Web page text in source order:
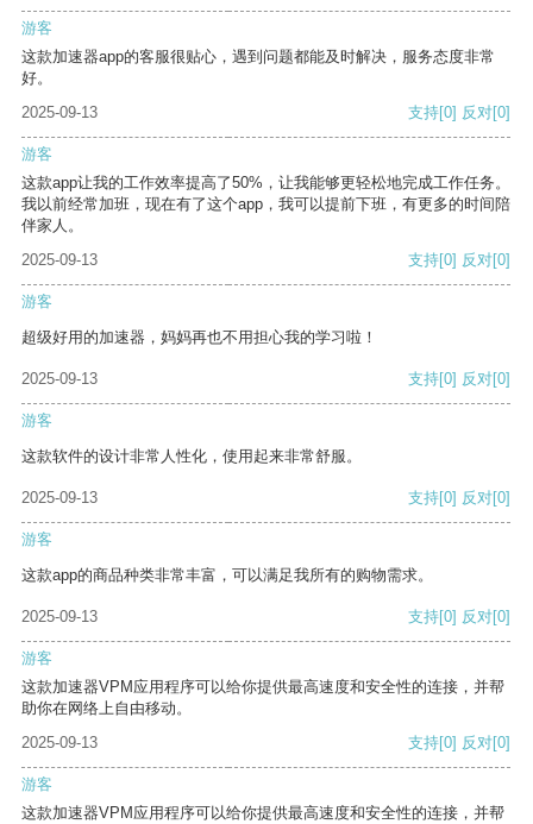
游客
这款加速器app的客服很贴心，遇到问题都能及时解决，服务态度非常
好。
2025-09-13
支持[0] 反对[0]
游客
这款app让我的工作效率提高了50%，让我能够更轻松地完成工作任务。
我以前经常加班，现在有了这个app，我可以提前下班，有更多的时间陪
伴家人。
2025-09-13
支持[0] 反对[0]
游客
超级好用的加速器，妈妈再也不用担心我的学习啦！
2025-09-13 支持[0] 反对[0]
游客
这款软件的设计非常人性化，使用起来非常舒服。
2025-09-13 支持[0] 反对[0]
游客
这款app的商品种类非常丰富，可以满足我所有的购物需求。
2025-09-13 支持[0] 反对[0]
游客
这款加速器VPM应用程序可以给你提供最高速度和安全性的连接，并帮
助你在网络上自由移动。
2025-09-13
支持[0] 反对[0]
游客
这款加速器VPM应用程序可以给你提供最高速度和安全性的连接，并帮